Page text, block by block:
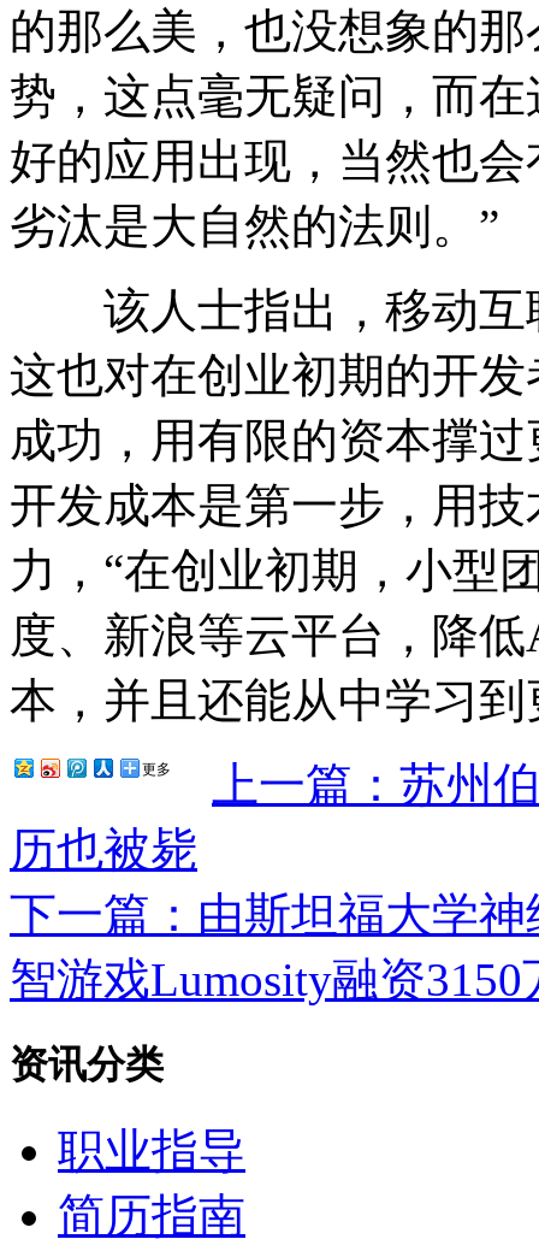
的那么美，也没想象的
势，这点毫无疑问，而
好的应用出现，当然也
劣汰是大自然的法则。”
该人士指出，移动互
这也对在创业初期的开
成功，用有限的资本撑
开发成本是第一步，用
力，“在创业初期，小型
度、新浪等云平台，降
本，并且还能从中学习
更多
上一篇：苏州
历也被毙
下一篇：由斯坦福大学
智游戏Lumosity融资3150
资讯分类
职业指导
简历指南